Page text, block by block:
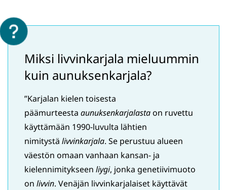
Miksi livvinkarjala mieluummin
kuin aunuksenkarjala?
”Karjalan kielen toisesta
päämurteesta aunuksenkarjalastaon ruvettu
käyttämään 1990-luvulta lähtien
nimitystä livvinkarjala. Se perustuu alueen
väestön omaan vanhaan kansan- ja
kielennimitykseen liygi, jonka genetiivimuoto
on livvin. Venäjän livvinkarjalaiset käyttävät